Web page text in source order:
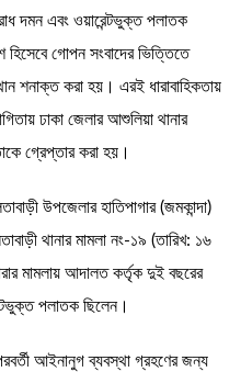
দমন এবং ওয়ারেন্টভুক্ত পলাতক
গোপন সংবাদের ভিত্তিতে
শনাক্ত করা হয়। এরই ধারাবাহিকতায়
ঢাকা জেলার আশুলিয়া থানার
গ্রেপ্তার করা হয়।
উপজেলার হাতিপাগার (জমকান্দা)
থানার মামলা নং-১৯ (তারিখ: ১৬
মামলায় আদালত কর্তৃক দুই বছরের
পলাতক ছিলেন।
আইনানুগ ব্যবস্থা গ্রহণের জন্য